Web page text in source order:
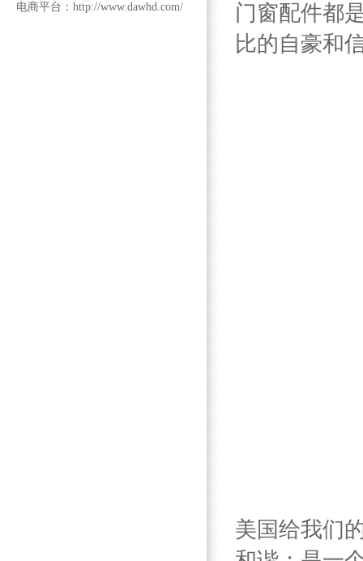
电商平台：http://www.dawhd.com/
门窗配件都
比的自豪和
美国给我们